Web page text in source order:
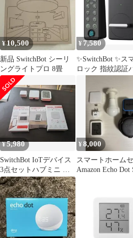
¥10,500
新品 SwitchBot シーリ
ングライトプロ 8畳
¥ 7,580
✨SwitchBot ✨ス
ロック 指紋認証
¥5,980
SwitchBot IoTデバイス
3点セットハブミニ 温
湿度計 スイッチ
¥8,000
スマートホーム
Amazon Echo Dot